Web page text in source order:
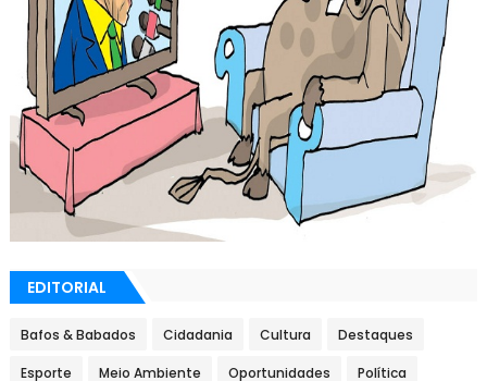
EDITORIAL
Bafos & Babados Cidadania Cultura Destaques
Esporte Meio Ambiente Oportunidades Política